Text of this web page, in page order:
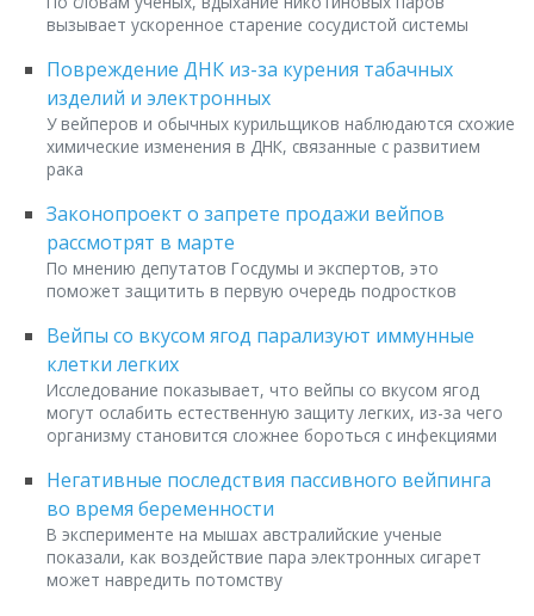
вызывает ускоренное старение сосудистой системы
Повреждение ДНК из-за курения табачных
изделий и электронных
У вейперов и обычных курильщиков наблюдаются схожие
химические изменения в ДНК, связанные с развитием
рака
Законопроект о запрете продажи вейпов
рассмотрят в марте
По мнению депутатов Госдумы и экспертов, это
поможет защитить в первую очередь подростков
Вейпы со вкусом ягод парализуют иммунные
клетки легких
Исследование показывает, что вейпы со вкусом ягод
могут ослабить естественную защиту легких, из-за чего
организму становится сложнее бороться с инфекциями
Негативные последствия пассивного вейпинга
во время беременности
В эксперименте на мышах австралийские ученые
показали, как воздействие пара электронных сигарет
может навредить потомству